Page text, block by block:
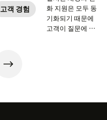
고객 경험
화 지원은 모두 동
기화되기 때문에
고객이 질문에 대